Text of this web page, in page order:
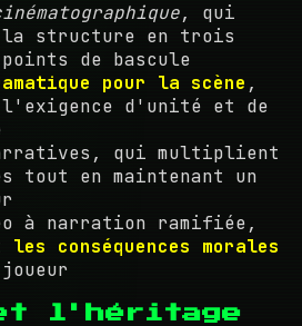
, qui
la structure en trois
de bascule
pour la scène ,
l'exigence d'unité et de
qui multiplient
tout en maintenant un
à narration ramifiée,
les conséquences morales
l'héritage